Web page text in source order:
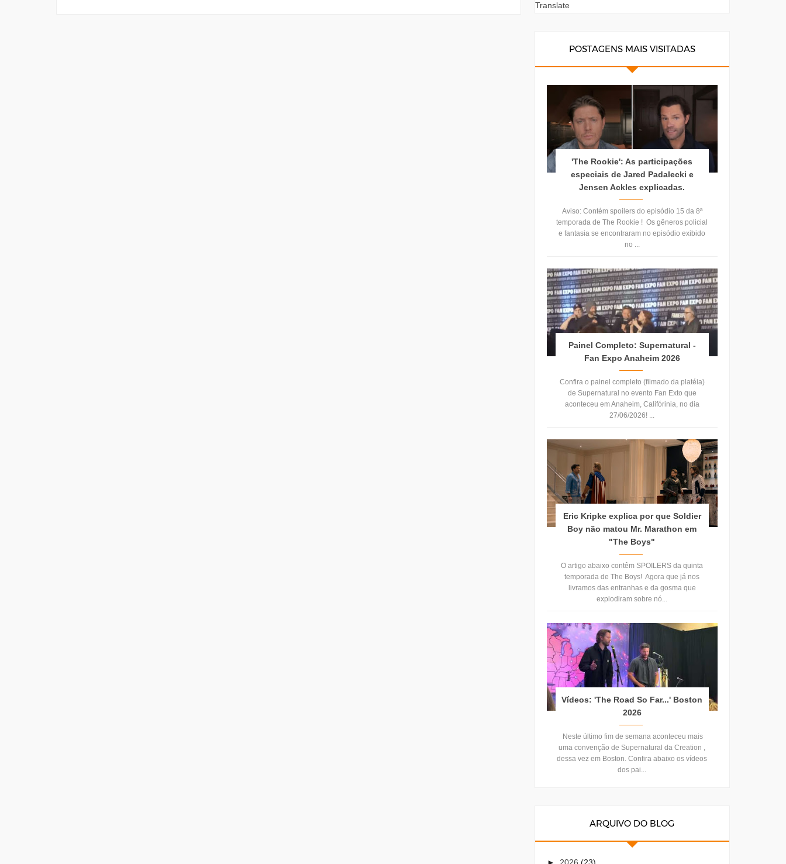
Translate
POSTAGENS MAIS VISITADAS
'The Rookie': As participações
especiais de Jared Padalecki e
Jensen Ackles explicadas.
Aviso: Contém spoilers do episódio 15 da 8ª
temporada de The Rookie ! Os gêneros policial
e fantasia se encontraram no episódio exibido
no ...
Painel Completo: Supernatural -
Fan Expo Anaheim 2026
Confira o painel completo (filmado da platéia)
de Supernatural no evento Fan Exto que
aconteceu em Anaheim, Califórinia, no dia
27/06/2026! ...
Eric Kripke explica por que Soldier
Boy não matou Mr. Marathon em
"The Boys"
O artigo abaixo contêm SPOILERS da quinta
temporada de The Boys! Agora que já nos
livramos das entranhas e da gosma que
explodiram sobre nó...
Vídeos: 'The Road So Far...' Boston
2026
Neste último fim de semana aconteceu mais
uma convenção de Supernatural da Creation ,
dessa vez em Boston. Confira abaixo os vídeos
dos pai...
ARQUIVO DO BLOG
► 2026 (23)